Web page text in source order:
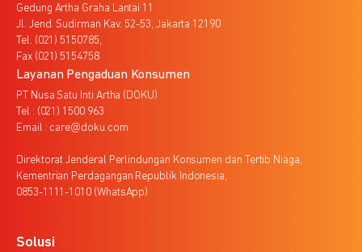
Gedung Artha Graha Lantai 11
Jl. Jend. Sudirman Kav. 52-53, Jakarta 12190
Tel. (021) 5150785,
Fax (021) 5154758
Layanan Pengaduan Konsumen
PT Nusa Satu Inti Artha (DOKU)
Tel : (021) 1500 963
Email : care@doku.com
Direktorat Jenderal Perlindungan Konsumen dan Tertib Niaga,
Kementrian Perdagangan Republik Indonesia,
0853-1111-1010 (WhatsApp)
Solusi